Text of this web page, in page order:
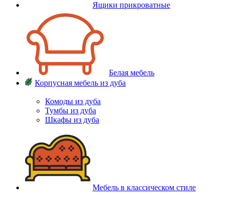
Ящики прикроватные
Белая мебель
Корпусная мебель из дуба
Комоды из дуба
Тумбы из дуба
Шкафы из дуба
Мебель в классическом стиле